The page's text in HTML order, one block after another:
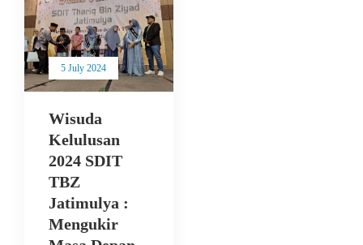
5 July 2024
Wisuda
Kelulusan
2024 SDIT
TBZ
Jatimulya :
Mengukir